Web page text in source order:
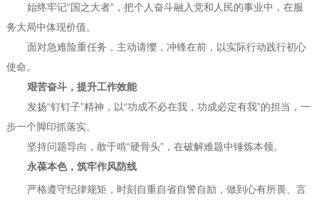
始终牢记“国之大者”，把个人奋斗融入党和人民的事业中，在服
务大局中体现价值。
面对急难险重任务，主动请缨，冲锋在前，以实际行动践行初心
使命。
艰苦奋斗，提升工作效能
发扬“钉钉子”精神，以“功成不必在我，功成必定有我”的担当，一
步一个脚印抓落实。
坚持问题导向，敢于啃“硬骨头”，在破解难题中锤炼本领。
永葆本色，筑牢作风防线
严格遵守纪律规矩，时刻自重自省自警自励，做到心有所畏、言